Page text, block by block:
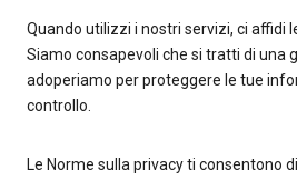
Quando utilizzi i nostri servizi, ci affidi
Siamo consapevoli che si tratti di una
adoperiamo per proteggere le tue
controllo.
Le Norme sulla privacy ti consentono